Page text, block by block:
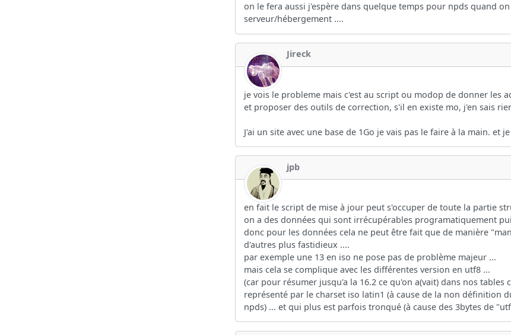
on le fera aussi j'espère dans quelque temps pour npds quand
serveur/hébergement ....
Jireck
je vois le probleme mais c'est au script ou modop de donner les
et proposer des outils de correction, s'il en existe mo, j'en sais
J'ai un site avec une base de 1Go je vais pas le faire à la main. et
jpb
en fait le script de mise à jour peut s'occuper de toute la partie
on a des données qui sont irrécupérables programatiquement
donc pour les données cela ne peut être fait que de manière
d'autres plus fastidieux ....
par exemple une 13 en iso ne pose pas de problème majeur ...
mais cela se complique avec les différentes version en utf8 ...
(car pour résumer jusqu'a la 16.2 ce qu'on a(vait) dans nos tables
représenté par le charset iso latin1 (à cause de la non définition
npds) ... et qui plus est parfois tronqué (à cause des 3bytes de